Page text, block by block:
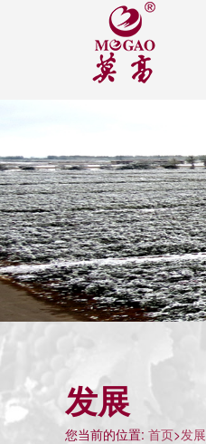
发展
您当前的位置: 首页>发展